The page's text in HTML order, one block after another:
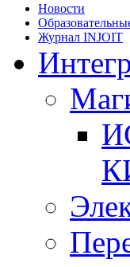
Новости
Журнал INJOIT